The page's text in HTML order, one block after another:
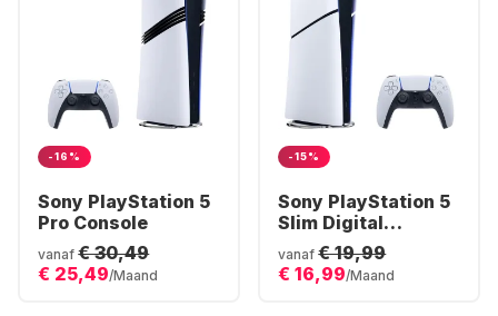
-16%
Sony PlayStation 5
Pro Console
vanaf € 30,49
€ 25,49/Maand
-15%
Sony PlayStation 5
Slim Digital
Console
vanaf € 19,99
€ 16,99/Maand